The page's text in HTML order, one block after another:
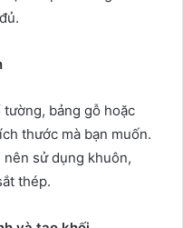
bảng gỗ hoặc
thước mà bạn muốn.
sử dụng khuôn,
thép.